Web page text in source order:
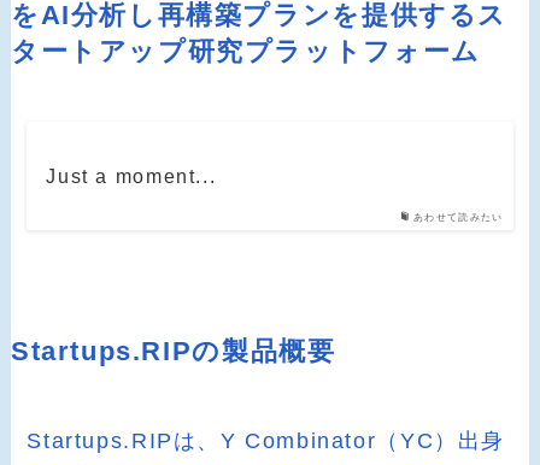
をAI分析し再構築プランを提供するス
タートアップ研究プラットフォーム
あわせて読みたい
Just a moment...
Startups.RIPの製品概要
Startups.RIPは、Y Combinator（YC）出身